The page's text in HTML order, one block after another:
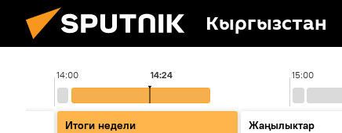
Кыргызстан
14:00 15:00
14:24
Итоги недели
Жаңылыктар